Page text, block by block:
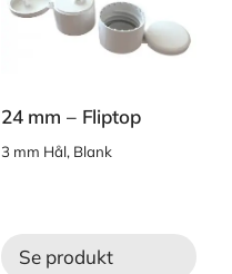
24 mm – Fliptop
3 mm Hål, Blank
Se produkt